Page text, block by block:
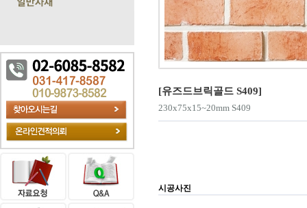
[유즈드브릭골드 S409]
230x75x15~20mm S409
시공사진